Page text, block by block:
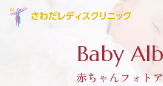
Baby
赤ちゃんフォト